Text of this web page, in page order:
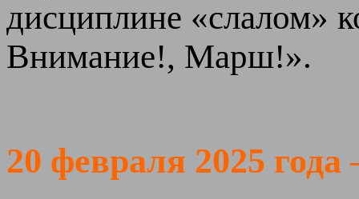
дисциплине «слалом»
Внимание!, Марш!».
20 февраля 2025 года